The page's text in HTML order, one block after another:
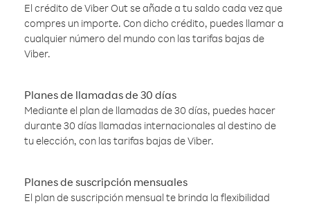
El crédito de Viber Out se añade a tu saldo cada vez que
compres un importe. Con dicho crédito, puedes llamar a
cualquier número del mundo con las tarifas bajas de
Viber.
Planes de llamadas de 30 días
Mediante el plan de llamadas de 30 días, puedes hacer
durante 30 días llamadas internacionales al destino de
tu elección, con las tarifas bajas de Viber.
Planes de suscripción mensuales
El plan de suscripción mensual te brinda la flexibilidad